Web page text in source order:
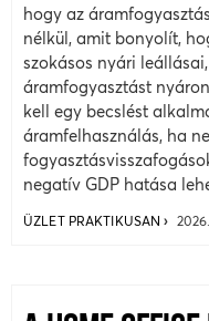
hogy az
nélkül, amit bonyolít,
szokásos nyári
áramfogyasztást
kell egy becslést
áramfelhasználás, ha
negatív GDP hatása
ÜZLET PRAKTIKUSAN